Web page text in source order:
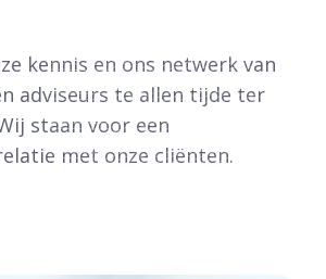
kennis en ons netwerk van
adviseurs te allen tijde ter
staan voor een
met onze cliënten.